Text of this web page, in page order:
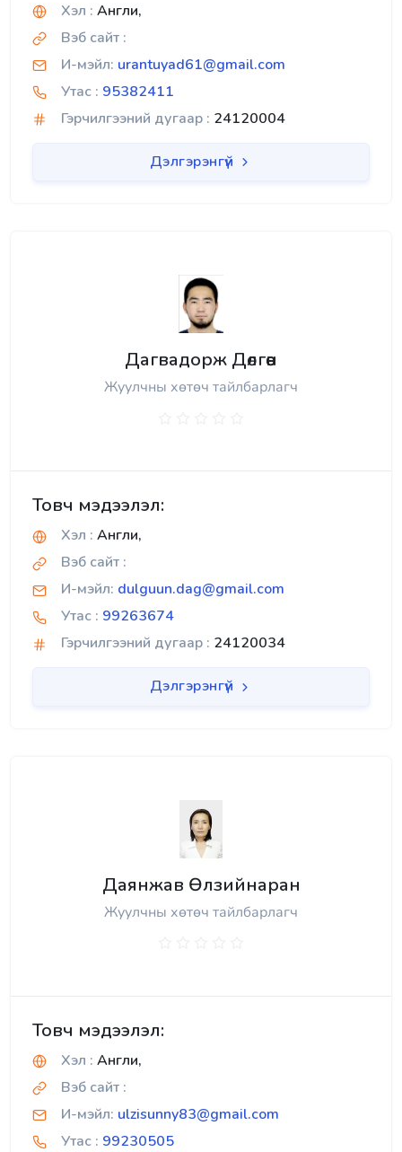
Хэл : Англи,
Вэб сайт :
И-мэйл: urantuyad61@gmail.com
Утас : 95382411
Гэрчилгээний дугаар : 24120004
Дэлгэрэнгүй
Дагвадорж Дөлгөөн
Жуулчны хөтөч тайлбарлагч
Товч мэдээлэл:
Хэл : Англи,
Вэб сайт :
И-мэйл: dulguun.dag@gmail.com
Утас : 99263674
Гэрчилгээний дугаар : 24120034
Дэлгэрэнгүй
Даянжав Өлзийнаран
Жуулчны хөтөч тайлбарлагч
Товч мэдээлэл:
Хэл : Англи,
Вэб сайт :
И-мэйл: ulzisunny83@gmail.com
Утас : 99230505